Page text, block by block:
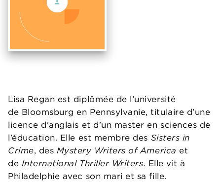
Lisa Regan est diplômée de l’université
de Bloomsburg en Pennsylvanie, titulaire d’une
licence d’anglais et d’un master en sciences de
l’éducation. Elle est membre des Sisters in
Crime, des Mystery Writers of America et
de International Thriller Writers. Elle vit à
Philadelphie avec son mari et sa fille.